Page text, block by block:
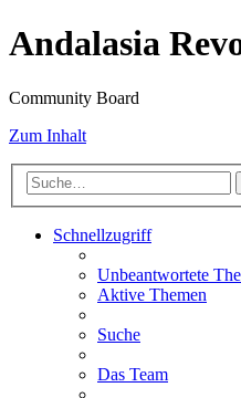
Andalasia
Community Board
Zum Inhalt
Schnellzugriff
Unbeantwortete
Aktive Themen
Suche
Das Team